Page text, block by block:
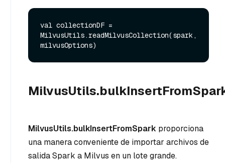
val collectionDF =
MilvusUtils.readMilvusCollection(spark,
MilvusUtils.bulkInsertFromSpark proporciona
una manera conveniente de importar archivos de
salida Spark a Milvus en un lote grande.